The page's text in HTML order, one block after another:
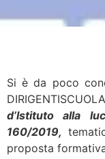
Si è da poco
d’Istituto alla
160/2019,
proposta